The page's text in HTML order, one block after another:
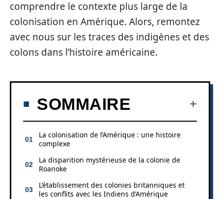
comprendre le contexte plus large de la
colonisation en Amérique. Alors, remontez
avec nous sur les traces des indigènes et des
colons dans l’histoire américaine.
SOMMAIRE
La colonisation de l’Amérique : une histoire
complexe
La disparition mystérieuse de la colonie de
Roanoke
L’établissement des colonies britanniques et
les conflits avec les Indiens d’Amérique